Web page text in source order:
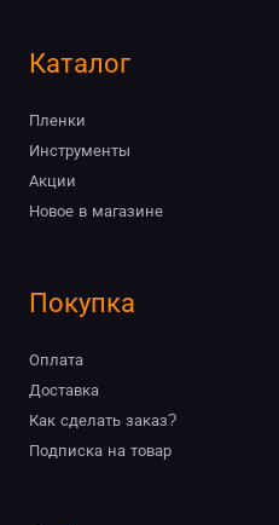
Каталог
Пленки
Инструменты
Акции
Новое в магазине
Покупка
Оплата
Доставка
Как сделать заказ?
Подписка на товар